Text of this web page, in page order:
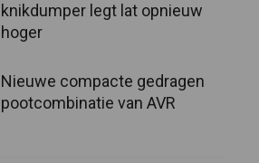
knikdumper legt lat opnieuw
hoger
Nieuwe compacte gedragen
pootcombinatie van AVR